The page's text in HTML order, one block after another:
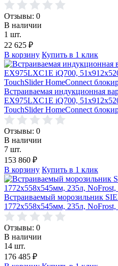
Отзывы: 0
В наличии
1 шт.
22 625 ₽
В корзину Купить в 1 клик
Встраиваемая индукционная
EX975LXC1E iQ700,
TouchSlider HomeConnect
Отзывы: 0
В наличии
7 шт.
153 860 ₽
В корзину Купить в 1 клик
Встраиваемый морозильник
1772х558х545мм, 235л, NoFrost,
Отзывы: 0
В наличии
14 шт.
176 485 ₽